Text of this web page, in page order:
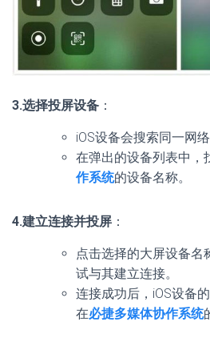
3.选择投屏设备 ：
iOS设备会搜索同一网
在弹出的设备列表中，
作系统的设备名称。
4.建立连接并投屏 ：
点击选择的大屏设备名
试与其建立连接。
连接成功后，iOS设备
在必捷多媒体协作系统